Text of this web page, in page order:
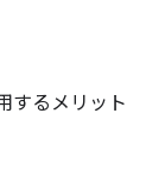
するメリット